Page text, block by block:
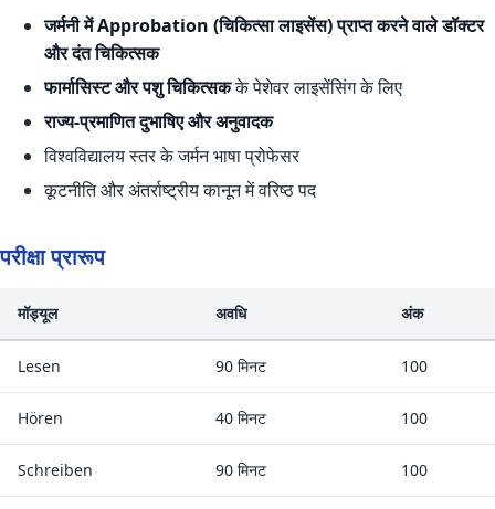
जर्मनी में Approbation (चिकित्सा लाइसेंस) प्राप्त करने वाले डॉक्टर
और दंत चिकित्सक
फार्मासिस्ट और पशु चिकित्सकके पेशेवर लाइसेंसिंग के लिए
राज्य-प्रमाणित दुभाषिए और अनुवादक
विश्वविद्यालय स्तर के जर्मन भाषा प्रोफेसर
कूटनीति और अंतर्राष्ट्रीय कानून में वरिष्ठ पद
परीक्षा प्रारूप
मॉड्यूल अवधि अंक
Lesen 90 मिनट 100
Hören 40 मिनट 100
Schreiben 90 मिनट 100